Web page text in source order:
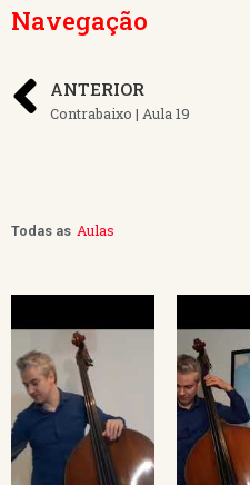
Navegação
ANTERIOR
Contrabaixo | Aula 19
Todas as Aulas